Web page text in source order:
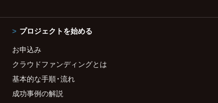
プロジェクトを始める
お申込み
クラウドファンディングとは
基本的な手順・流れ
成功事例の解説